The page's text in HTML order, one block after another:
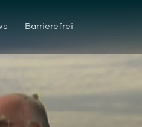
Barrierefrei